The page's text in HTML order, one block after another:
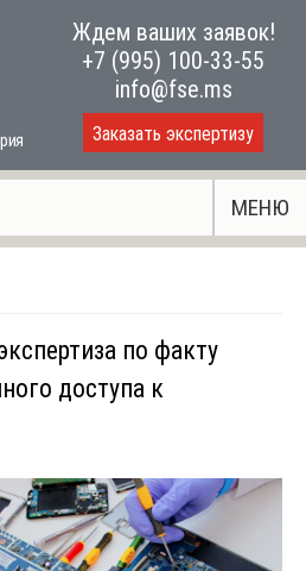
Ждем ваших заявок!
+7 (995) 100-33-55
info@fse.ms
Заказать экспертизу
МЕНЮ
по факту
доступа к